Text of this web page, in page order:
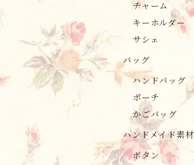
チャーム
キーホルダー
サシェ
バッグ
ハンドバッグ
ポーチ
かごバッグ
ハンドメイド素材
ボタン